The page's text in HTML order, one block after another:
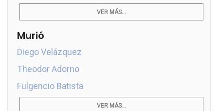
VER MÁS...
Murió
Diego Velázquez
Theodor Adorno
Fulgencio Batista
VER MÁS...